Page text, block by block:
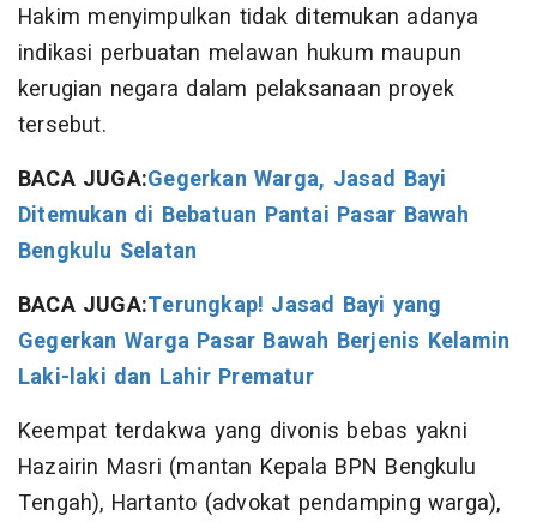
Hakim menyimpulkan tidak ditemukan adanya
indikasi perbuatan melawan hukum maupun
kerugian negara dalam pelaksanaan proyek
tersebut.
BACA JUGA:Gegerkan Warga, Jasad Bayi
Ditemukan di Bebatuan Pantai Pasar Bawah
Bengkulu Selatan
BACA JUGA:Terungkap! Jasad Bayi yang
Gegerkan Warga Pasar Bawah Berjenis Kelamin
Laki-laki dan Lahir Prematur
Keempat terdakwa yang divonis bebas yakni
Hazairin Masri (mantan Kepala BPN Bengkulu
Tengah), Hartanto (advokat pendamping warga),